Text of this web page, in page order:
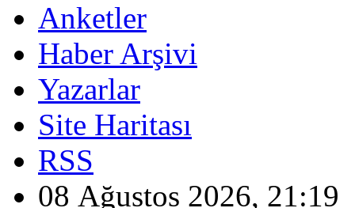
Anketler
Haber Arşivi
Yazarlar
Site Haritası
RSS
08 Ağustos 2026, 21:19